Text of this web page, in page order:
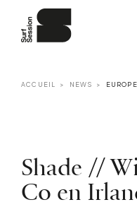
ACCUEIL NEWS EUROPE
Shade //
Co en